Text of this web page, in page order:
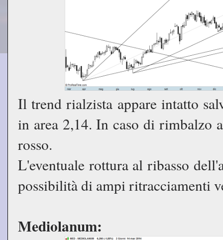
Il trend rialzista appare intatto
in area 2,14. In caso di rimbalzo
rosso.
L'eventuale rottura al ribasso
possibilità di ampi ritracciamenti
Mediolanum: